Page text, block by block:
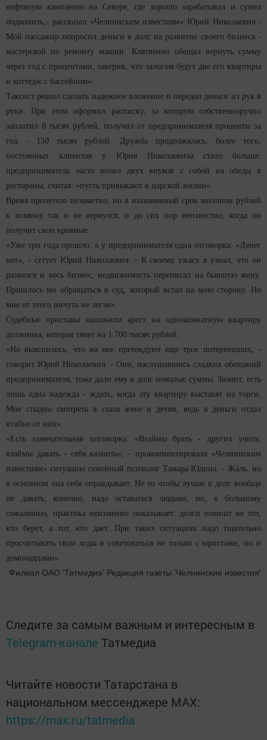
нефтяную кампанию на Севере, где хорошо зарабатывал и сумел
подкопить,- рассказал «Челнинским известиям» Юрий Николаевич.-
Мой пассажир попросил деньги в долг на развитие своего бизнеса -
мастерской по ремонту машин. Клятвенно обещал вернуть сумму
через год с процентами, заверив, что залогом будут две его квартиры
и коттедж с бассейном».
Таксист решил сделать надежное вложение и передал деньги из рук в
руки. При этом оформил расписку, за которую собственноручно
заплатил 8 тысяч рублей, получил от предпринимателя проценты за
год - 150 тысяч рублей. Дружба продолжалась, более того,
постоянных клиентов у Юрия Николаевича стало больше:
предприниматель часто возил двух внуков с собой на обеды в
рестораны, считая: «пусть привыкают к царской жизни».
Время пролетело незаметно, но в назначенный срок миллион рублей
к хозяину так и не вернулся, и до сих пор неизвестно, когда он
получит свои кровные.
«Уже три года прошло, а у предпринимателя одна отговорка: «Денег
нет», - сетует Юрий Николаевич. - К своему ужасу я узнал, что он
развелся и весь бизнес, недвижимость переписал на бывшую жену.
Пришлось мн обращаться в суд, который встал на мою сторону. Но
мне от этого ничуть не легче».
Судебные приставы наложили арест на однокомнатную квартиру
должника, которая тянет на 1 700 тысяч рублей.
«Но выяснилось, что на нее претендуют еще трое потерпевших, -
говорит Юрий Николаевич. - Они, наслушавшись сладких обещаний
предпринимателя, тоже дали ему в долг немалые суммы. Значит, есть
лишь одна надежда - ждать, когда эту квартиру выставят на торги.
Мне стыдно смотреть в глаза жене и детям, ведь я деньги отдал
втайне от них».
«Есть замечательная поговорка: «Взаймы брать - других учить;
взаймы давать - себя казнить», - прокомментировала «Челнинским
известиям» ситуацию семейный психолог Тамара Юдина. - Жаль, но
в основном она себя оправдывает. Не то чтобы лучше в долг вообще
не давать, конечно, надо оставаться людьми, но, к большому
сожалению, практика неизменно показывает: долги помнит не тот,
кто берет, а тот, кто дает. При таких ситуациях надо тщательно
просчитывать свои ходы и советоваться не только с юристами, но и
домочадцами».
Филиал ОАО 'Татмедиа' Редакция газеты 'Челнинские известия'
Следите за самым важным и интересным в
Telegram-канале Татмедиа
Читайте новости Татарстана в
национальном мессенджере MАХ:
https://max.ru/tatmedia